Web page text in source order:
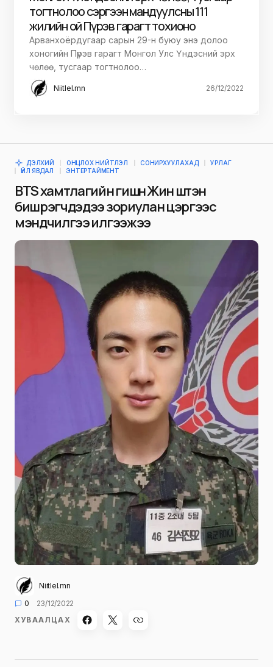
тогтнолоо сэргээн мандуулсны 111
жилийн ой Пүрэв гарагт тохионо
Арванхоёрдугаар сарын 29-н буюу энэ долоо
хоногийн Пүрэв гарагт Монгол Улс Үндэсний эрх
чөлөө, тусгаар тогтнолоо…
Niitlel.mn 26/12/2022
ДЭЛХИЙ ОНЦЛОХ НИЙТЛЭЛ СОНИРХУУЛАХАД
УРЛАГ
ҮЙЛ ЯВДАЛ
ЭНТЕРТАЙМЕНТ
BTS хамтлагийн гишүүн Жин шүтэн
бишрэгчдэдээ зориулан цэргээс
мэндчилгээ илгээжээ
Niitlel.mn
0
23/12/2022
ХУВААЛЦАХ